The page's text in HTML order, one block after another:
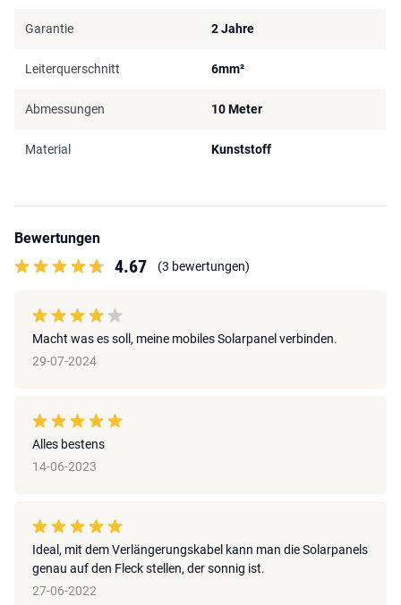
Garantie 2 Jahre
Leiterquerschnitt 6mm²
Abmessungen 10 Meter
Material Kunststoff
Bewertungen
4.67 (3 bewertungen)
Macht was es soll, meine mobiles Solarpanel verbinden.
29-07-2024
Alles bestens
14-06-2023
Ideal, mit dem Verlängerungskabel kann man die Solarpanels
genau auf den Fleck stellen, der sonnig ist.
27-06-2022